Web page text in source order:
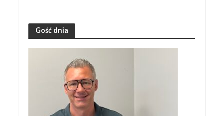
Gość dnia